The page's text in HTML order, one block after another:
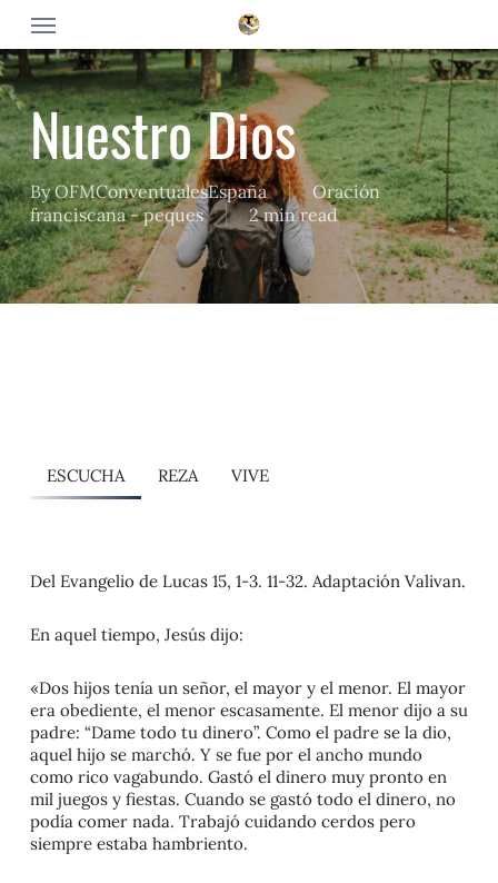
main
content
Menu
Nuestro Dios
By OFMConventualesEspaña
Oración
franciscana - peques
2 min read
ESCUCHA REZA VIVE
Del Evangelio de Lucas 15, 1-3. 11-32. Adaptación Valivan.
En aquel tiempo, Jesús dijo:
«Dos hijos tenía un señor, el mayor y el menor. El mayor
era obediente, el menor escasamente. El menor dijo a su
padre: “Dame todo tu dinero”. Como el padre se la dio,
aquel hijo se marchó. Y se fue por el ancho mundo
como rico vagabundo. Gastó el dinero muy pronto en
mil juegos y fiestas. Cuando se gastó todo el dinero, no
podía comer nada. Trabajó cuidando cerdos pero
siempre estaba hambriento.